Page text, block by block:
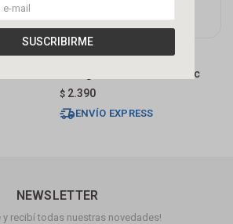
SUSCRIBIRME
Dmc
Receptáculo Lineal Negro
Desagüe Lateral 70cm Dmc
$ 2.390
ENVÍO EXPRESS
NEWSLETTER
y recibí todas nuestras novedades!